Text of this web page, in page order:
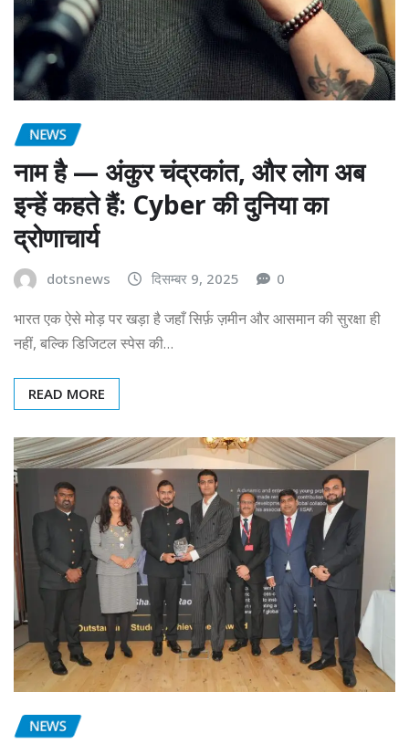
NEWS
नाम है — अंकुर चंद्रकांत, और लोग अब
इन्हें कहते हैं: Cyber की दुनिया का
द्रोणाचार्य
dotsnews दिसम्बर 9, 2025 0
भारत एक ऐसे मोड़ पर खड़ा है जहाँ सिर्फ़ ज़मीन और आसमान की सुरक्षा ही
नहीं, बल्कि डिजिटल स्पेस की…
READ MORE
NEWS